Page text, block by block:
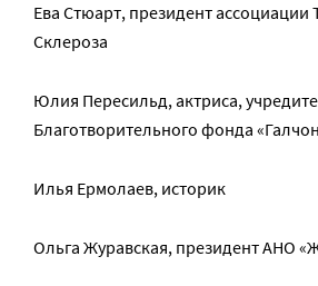
Ева Стюарт, президент ассоциации
Склероза
Юлия Пересильд, актриса,
Благотворительного фонда
Илья Ермолаев, историк
Ольга Журавская, президент АНО